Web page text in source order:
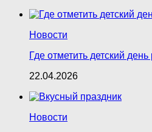
Новости
Где отметить детский
22.04.2026
Новости